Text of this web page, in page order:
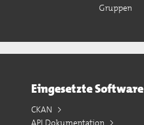
Gruppen
Eingesetzte Software
CKAN
API Dokumentation